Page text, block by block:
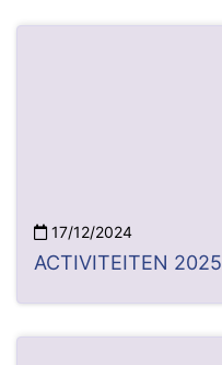
17/12/2024
ACTIVITEITEN 2025